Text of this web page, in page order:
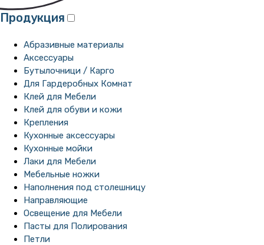
Продукция
Абразивные материалы
Аксессуары
Бутылочници / Карго
Для Гардеробных Комнат
Клей для Мебели
Клей для обуви и кожи
Крепления
Кухонные аксессуары
Кухонные мойки
Лаки для Мебели
Мебельные ножки
Наполнения под столешницу
Направляющие
Освещение для Мебели
Пасты для Полирования
Петли